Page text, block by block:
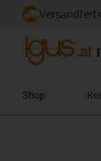
Shop